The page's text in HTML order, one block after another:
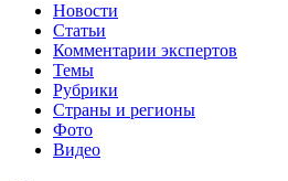
Новости
Статьи
Комментарии экспертов
Темы
Рубрики
Страны и регионы
Фото
Видео